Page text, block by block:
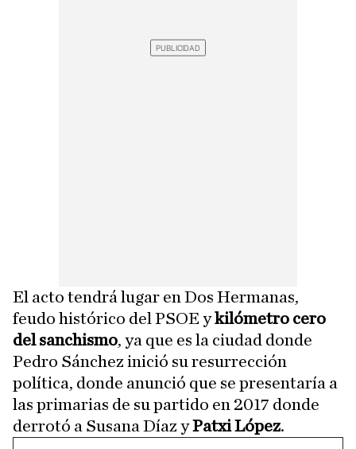
El acto tendrá lugar en Dos Hermanas,
feudo histórico del PSOE ykilómetro cero
del sanchismo, ya que es la ciudad donde
Pedro Sánchez inició su resurrección
política, donde anunció que se presentaría a
las primarias de su partido en 2017 donde
derrotó a Susana Díaz yPatxi López.